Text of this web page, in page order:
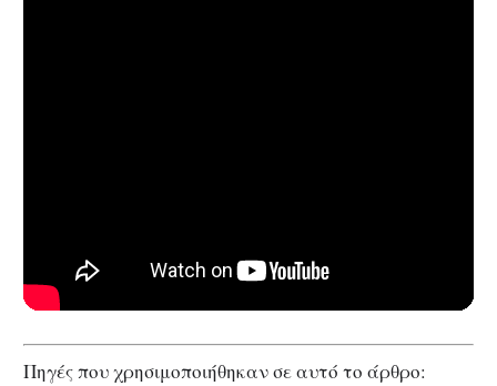
Πηγές που χρησιμοποιήθηκαν σε αυτό το άρθρο: